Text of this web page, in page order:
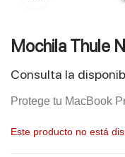
Mochila Thule
Consulta la
Protege tu MacBook
Este producto no está